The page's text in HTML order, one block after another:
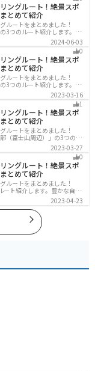
ングルート！絶景スポ
とめて紹介
ルートをまとめました！
3つのルート紹介します。自
実しており、自然を満喫す
イクで新潟県にツーリング
い。
2024-06-03
0
ングルート！絶景スポ
とめて紹介
ルートをまとめました！
3つのルート紹介します。自
違った楽しみ方ができま
ングに行く際は参考にして
2023-03-16
1
ングルート！絶景スポ
とめて紹介
ルートをまとめました！
（富士山周辺）」の3つのル
心に自然豊かな景色や食事
ります。バイクで静岡県に
してください。
2023-03-27
0
ングルート！絶景スポ
とめて紹介
ルートをまとめました！
ート紹介します。豊かな自然
どの貴重な動物を見られる
イクで佐渡島にツーリング
い。
2023-04-23